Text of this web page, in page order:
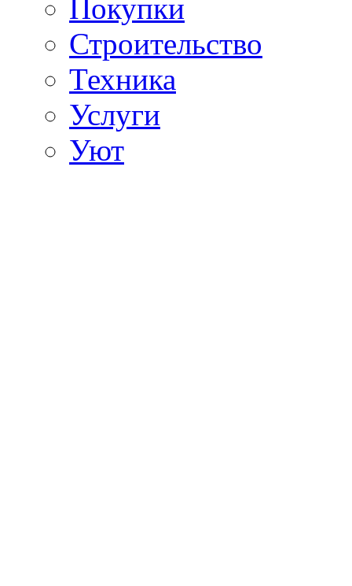
Покупки
Строительство
Техника
Услуги
Уют